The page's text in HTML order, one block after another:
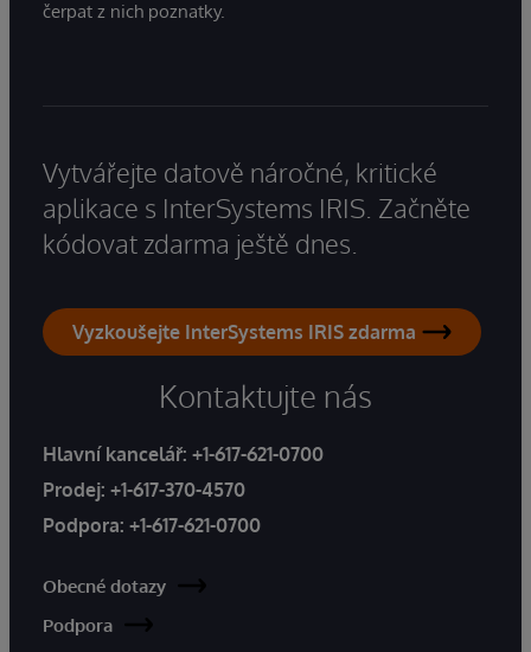
čerpat z nich poznatky.
Vytvářejte datově náročné, kritické
aplikace s InterSystems IRIS. Začněte
kódovat zdarma ještě dnes.
Vyzkoušejte InterSystems IRIS zdarma
Kontaktujte nás
Hlavní kancelář: +1-617-621-0700
Prodej: +1-617-370-4570
Podpora: +1-617-621-0700
Obecné dotazy
Podpora